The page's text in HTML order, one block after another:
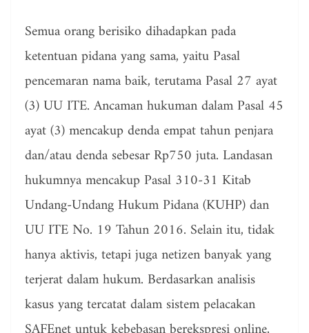
Semua orang berisiko dihadapkan pada
ketentuan pidana yang sama, yaitu Pasal
pencemaran nama baik, terutama Pasal 27 ayat
(3) UU ITE. Ancaman hukuman dalam Pasal 45
ayat (3) mencakup denda empat tahun penjara
dan/atau denda sebesar Rp750 juta. Landasan
hukumnya mencakup Pasal 310-31 Kitab
Undang-Undang Hukum Pidana (KUHP) dan
UU ITE No. 19 Tahun 2016. Selain itu, tidak
hanya aktivis, tetapi juga netizen banyak yang
terjerat dalam hukum. Berdasarkan analisis
kasus yang tercatat dalam sistem pelacakan